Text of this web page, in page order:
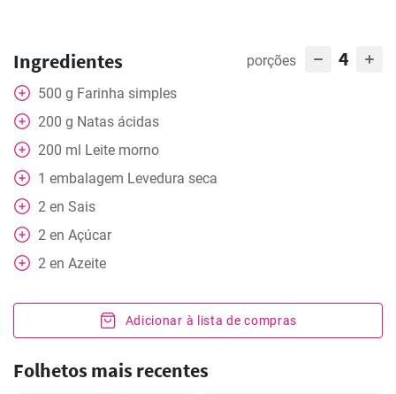
Ingredientes porções 4
500 g Farinha simples
200 g Natas ácidas
200 ml Leite morno
1 embalagem Levedura seca
2 en Sais
2 en Açúcar
2 en Azeite
Adicionar à lista de compras
Folhetos mais recentes